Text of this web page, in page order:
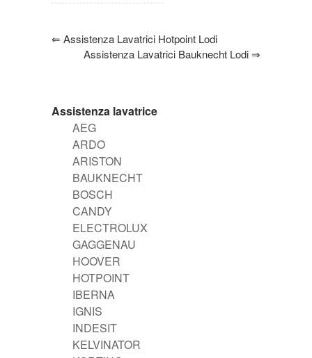
⇐ Assistenza Lavatrici Hotpoint Lodi
Assistenza Lavatrici Bauknecht Lodi⇒
Assistenza lavatrice
AEG
ARDO
ARISTON
BAUKNECHT
BOSCH
CANDY
ELECTROLUX
GAGGENAU
HOOVER
HOTPOINT
IBERNA
IGNIS
INDESIT
KELVINATOR